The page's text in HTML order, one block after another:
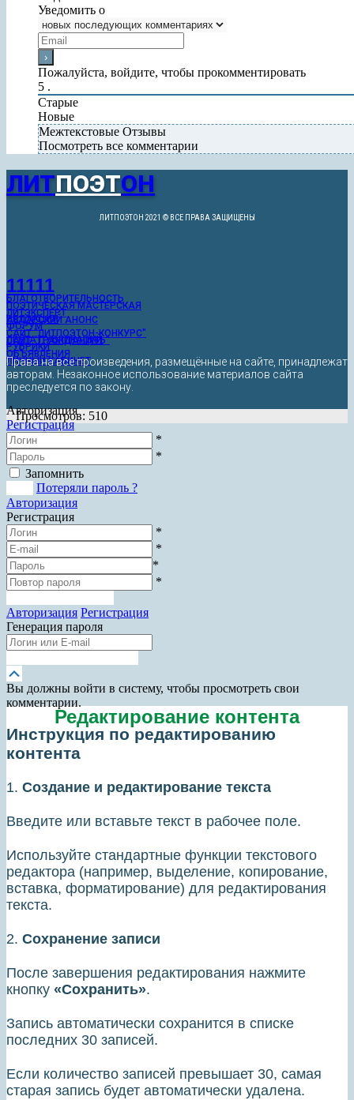
Уведомить о
Пожалуйста, войдите, чтобы прокомментировать
5 .
Старые
Новые
Межтекстовые Отзывы
Посмотреть все комментарии
ЛИТПОЭТОН
ЛИТПОЭТОН 2021 © ВСЕ ПРАВА ЗАЩИЩЕНЫ
11111
БЛАГОТВОРИТЕЛЬНОСТЬ
ПОЭТИЧЕСКАЯ МАСТЕРСКАЯ
ЛИТЭКСПЕРТ
АВТОРСКИЙ АНОНС
РЕДАКЦИЯ
ФОРУМ
САЙТ "ЛИТПОЭТОН-КОНКУРС"
САЙТ "ГРАЖДАНИНЪ"
ЛЕНТА ПУБЛИКАЦИЙ
РУБРИКИ
ОБЪЯВЛЕНИЯ
ЛИЧНЫЙ КАБИНЕТ
Права на все произведения, размещённые на сайте, принадлежат
авторам. Незаконное использование материалов сайта
преследуется по закону.
Просмотров: 510
Авторизация
Регистрация
*
*
Запомнить
Потеряли пароль ?
Авторизация
Регистрация
*
*
*
*
Авторизация Регистрация
Генерация пароля
вверх
Вы должны войти в систему, чтобы просмотреть свои
комментарии.
Редактирование контента
Инструкция по редактированию
контента
1. Создание и редактирование текста
Введите или вставьте текст в рабочее поле.
Используйте стандартные функции текстового
редактора (например, выделение, копирование,
вставка, форматирование) для редактирования
текста.
2. Сохранение записи
После завершения редактирования нажмите
кнопку «Сохранить».
Запись автоматически сохранится в списке
последних 30 записей.
Если количество записей превышает 30, самая
старая запись будет автоматически удалена.